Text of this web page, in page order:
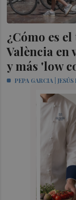
¿Cómo es
València en
y más 'low
PEPA GARCIA |